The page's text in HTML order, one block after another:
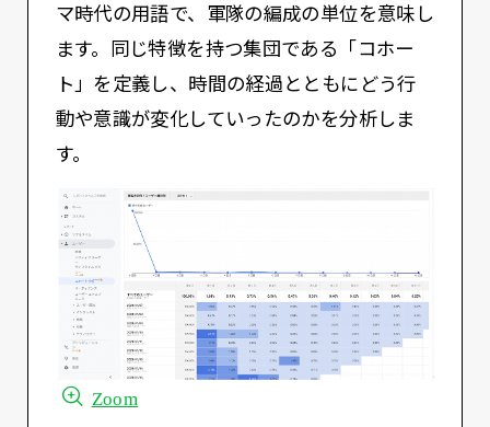
マ時代の用語で、軍隊の編成の単位を意味し
ます。同じ特徴を持つ集団である「コホー
ト」を定義し、時間の経過とともにどう行
動や意識が変化していったのかを分析しま
す。
Zoom